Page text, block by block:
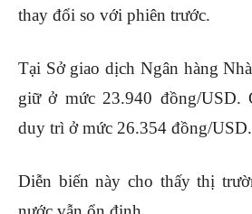
thay đổi so với phiên trước.
Tại Sở giao dịch Ngân hàng
giữ ở mức 23.940 đồng/USD.
duy trì ở mức 26.354 đồng/USD.
Diễn biến này cho thấy thị